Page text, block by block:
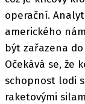
operační.
amerického
být zařazena
Očekává se, že
schopnost lodi
raketovými